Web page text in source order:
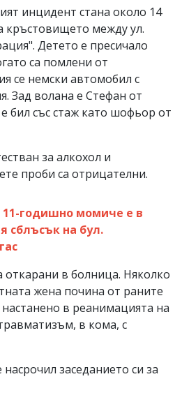
инцидент стана около 14
кръстовището между ул.
Детето е пресичало
са помлени от
се немски автомобил с
Зад волана е Стефан от
бил със стаж като шофьор от
за алкохол и
проби са отрицателни.
годишно момиче е в
сблъсък на бул.
откарани в болница. Няколко
жена почина от раните
в реанимацията на
в кома, с
заседанието си за